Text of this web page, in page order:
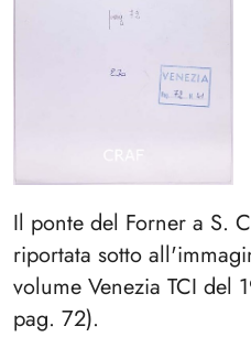
Il ponte del Forner a S.
riportata sotto
volume Venezia TCI del
pag. 72).